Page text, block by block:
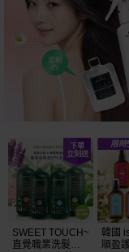
SWEET TOUCH~
直覺職業洗髮精
韓國
順盈